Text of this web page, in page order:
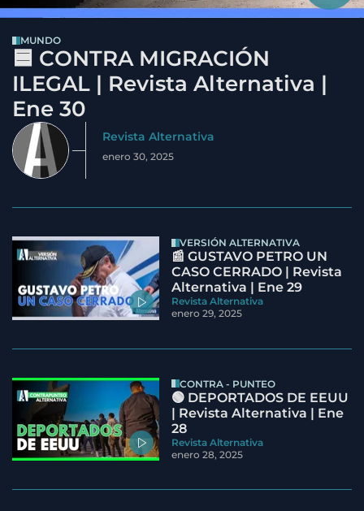
MUNDO
🟦 CONTRA MIGRACIÓN
ILEGAL | Revista Alternativa |
Ene 30
Revista Alternativa
enero 30, 2025
VERSIÓN ALTERNATIVA
📰 GUSTAVO PETRO UN
CASO CERRADO | Revista
Alternativa | Ene 29
Revista Alternativa
enero 29, 2025
CONTRA - PUNTEO
🟢 DEPORTADOS DE EEUU
| Revista Alternativa | Ene
28
Revista Alternativa
enero 28, 2025